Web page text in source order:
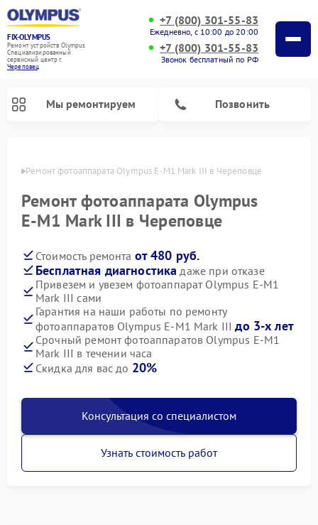
FIX-OLYMPUS
Ремонт устройств Olympus
Специализированный
cервисный центр г.
Череповец
+7 (800) 301-55-83
Ежедневно, с 10:00 до 20:00
+7 (800) 301-55-83
Звонок бесплатный по РФ
Мы ремонтируем Позвонить
Ремонт фотоаппарата Olympus E‑M1 Mark III в Череповце
Ремонт фотоаппарата Olympus
E‑M1 Mark III в Череповце
Стоимость ремонта от 480 руб.
Бесплатная диагностика даже при отказе
Привезем и увезем фотоаппарат Olympus E‑M1
Mark III сами
Гарантия на наши работы по ремонту
фотоаппаратов Olympus E‑M1 Mark IIIдо 3-х лет
Срочный ремонт фотоаппаратов Olympus E‑M1
Mark III в течении часа
Скидка для вас до 20%
Консультация со специалистом
Узнать стоимость работ